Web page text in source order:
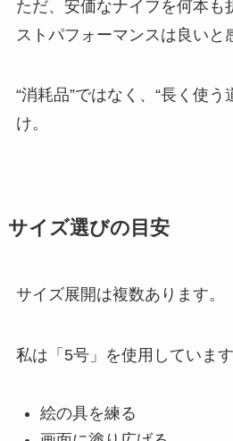
ただ、安価なナイフを何本も
ストパフォーマンスは良いと
“消耗品”ではなく、“長く使う
け。
サイズ選びの目安
サイズ展開は複数あります。
私は「5号」を使用しています
絵の具を練る